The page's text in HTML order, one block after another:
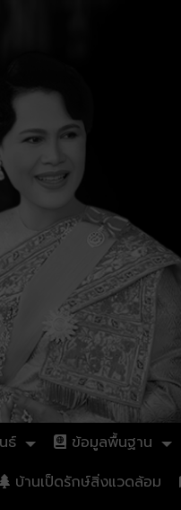
ธ์ ข้อมูลพื้นฐาน
บ้านเป็ดรักษ์สิ่งแวดล้อม